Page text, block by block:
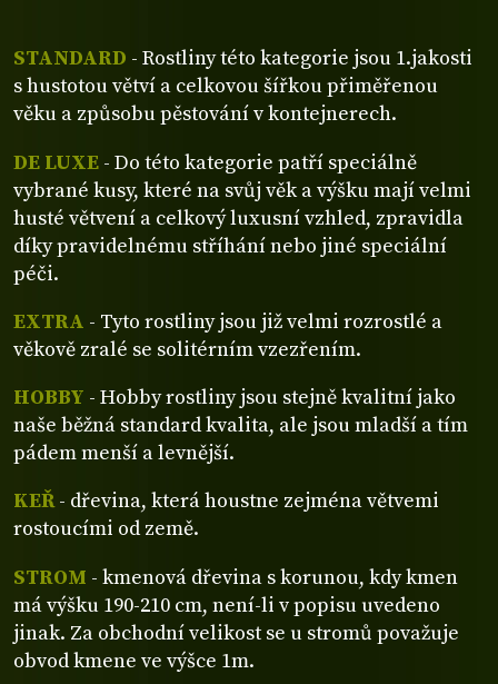
STANDARD - Rostliny této kategorie jsou 1.jakosti
s hustotou větví a celkovou šířkou přiměřenou
věku a způsobu pěstování v kontejnerech.
DE LUXE - Do této kategorie patří speciálně
vybrané kusy, které na svůj věk a výšku mají velmi
husté větvení a celkový luxusní vzhled, zpravidla
díky pravidelnému stříhání nebo jiné speciální
péči.
EXTRA - Tyto rostliny jsou již velmi rozrostlé a
věkově zralé se solitérním vzezřením.
HOBBY - Hobby rostliny jsou stejně kvalitní jako
naše běžná standard kvalita, ale jsou mladší a tím
pádem menší a levnější.
KEŘ- dřevina, která houstne zejména větvemi
rostoucími od země.
STROM - kmenová dřevina s korunou, kdy kmen
má výšku 190-210 cm, není-li v popisu uvedeno
jinak. Za obchodní velikost se u stromů považuje
obvod kmene ve výšce 1m.